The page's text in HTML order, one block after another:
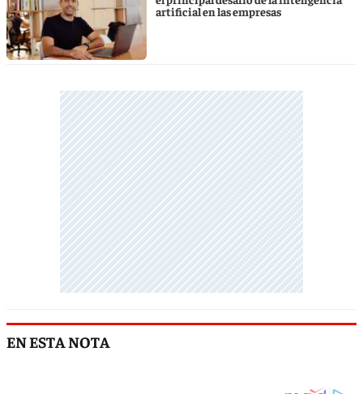
artificial en las empresas
EN ESTA NOTA